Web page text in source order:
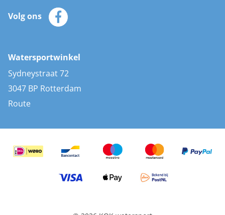
Zeilkleding
Zonnepanelen
AIS transponders
Stootwillen en fenders
Bootkussens
Zwemtrappen
Klantenservice
Merken
Volg ons
Watersportwinkel
Sydneystraat 72
3047 BP Rotterdam
Route